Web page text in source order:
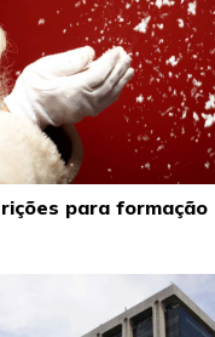
para formação